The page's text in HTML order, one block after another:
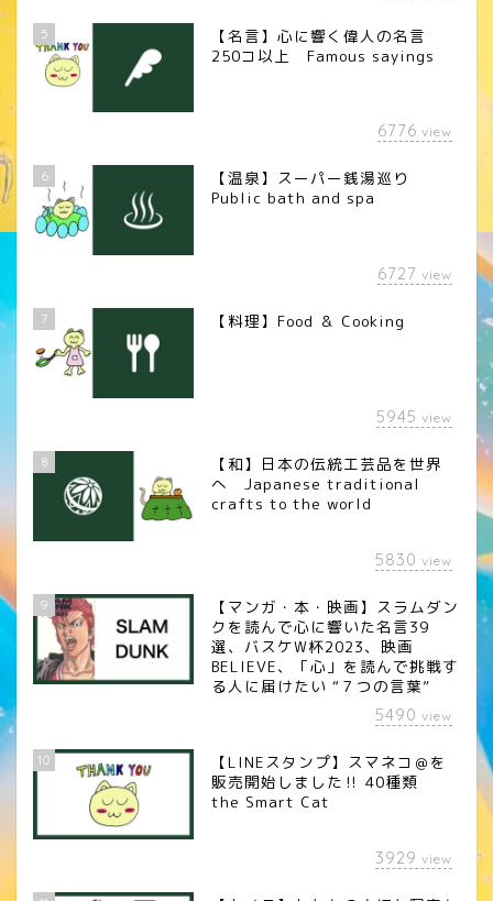
5
【名言】心に響く偉人の名言
250コ以上 Famous sayings
6776 view
6
【温泉】スーパー銭湯巡り
Public bath and spa
6727 view
7 【料理】Food ＆ Cooking
5945 view
8
【和】日本の伝統工芸品を世界
へ Japanese traditional
crafts to the world
5830 view
9
【マンガ・本・映画】スラムダン
クを読んで心に響いた名言39
選、バスケW杯2023、映画
BELIEVE、「心」を読んで挑戦す
る人に届けたい “７つの言葉”
5490 view
10
【LINEスタンプ】スマネコ＠を
販売開始しました‼︎ 40種類
the Smart Cat
3929 view